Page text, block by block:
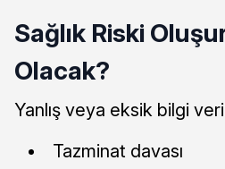
Sağlık Riski
Olacak?
Yanlış veya eksik bilgi
Tazminat davası